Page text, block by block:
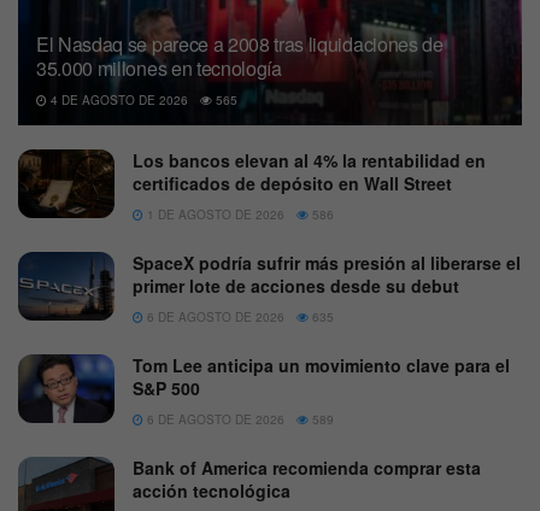
El Nasdaq se parece a 2008 tras liquidaciones de
35.000 millones en tecnología
4 DE AGOSTO DE 2026 565
Los bancos elevan al 4% la rentabilidad en
certificados de depósito en Wall Street
1 DE AGOSTO DE 2026 586
SpaceX podría sufrir más presión al liberarse el
primer lote de acciones desde su debut
6 DE AGOSTO DE 2026 635
Tom Lee anticipa un movimiento clave para el
S&P 500
6 DE AGOSTO DE 2026 589
Bank of America recomienda comprar esta
acción tecnológica